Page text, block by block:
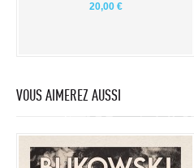
20,00 €
VOUS AIMEREZ AUSSI